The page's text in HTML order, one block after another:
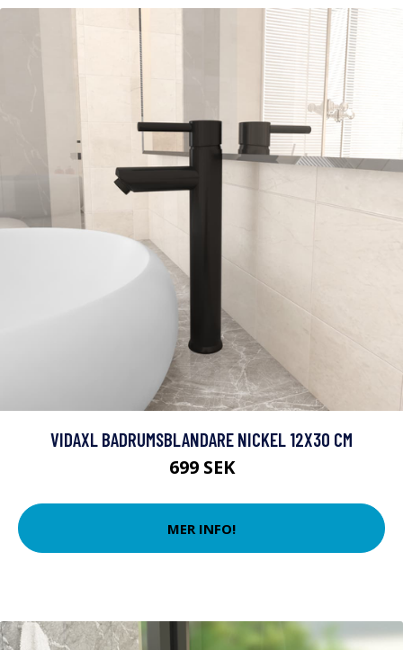
VIDAXL BADRUMSBLANDARE NICKEL 12X30 CM
699 SEK
MER INFO!